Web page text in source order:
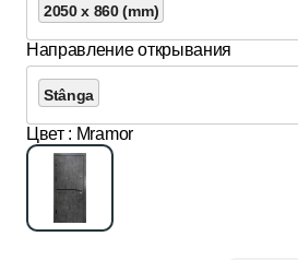
2050 x 860 (mm)
Направление открывания
Stânga
Цвет : Mramor